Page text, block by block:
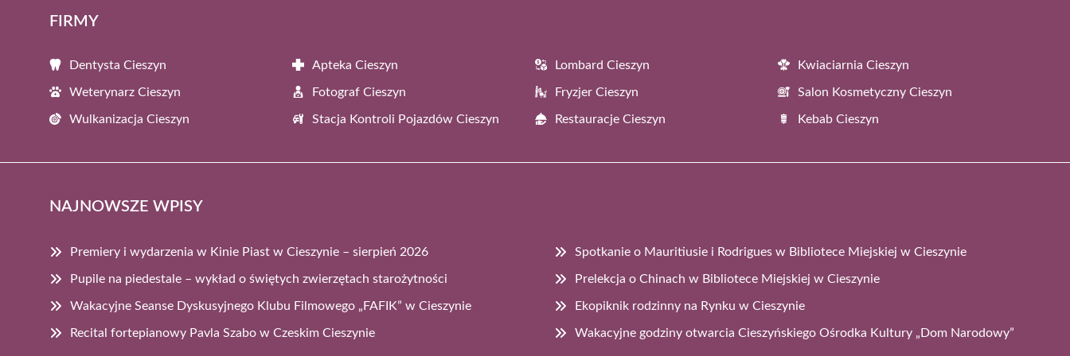
FIRMY
Dentysta Cieszyn Apteka Cieszyn Lombard Cieszyn Kwiaciarnia Cieszyn
Weterynarz Cieszyn Fotograf Cieszyn Fryzjer Cieszyn Salon Kosmetyczny Cieszyn
Wulkanizacja Cieszyn Stacja Kontroli Pojazdów Cieszyn Restauracje Cieszyn Kebab Cieszyn
NAJNOWSZE WPISY
Premiery i wydarzenia w Kinie Piast w Cieszynie – sierpień 2026 Spotkanie o Mauritiusie i Rodrigues w Bibliotece Miejskiej w Cieszynie
Pupile na piedestale – wykład o świętych zwierzętach starożytności Prelekcja o Chinach w Bibliotece Miejskiej w Cieszynie
Wakacyjne Seanse Dyskusyjnego Klubu Filmowego „FAFIK” w Cieszynie Ekopiknik rodzinny na Rynku w Cieszynie
Recital fortepianowy Pavla Szabo w Czeskim Cieszynie Wakacyjne godziny otwarcia Cieszyńskiego Ośrodka Kultury „Dom Narodowy”